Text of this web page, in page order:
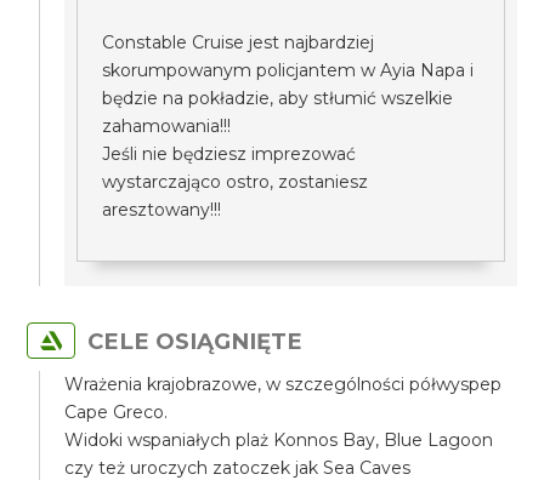
Constable Cruise jest najbardziej
skorumpowanym policjantem w Ayia Napa i
będzie na pokładzie, aby stłumić wszelkie
zahamowania!!!
Jeśli nie będziesz imprezować
wystarczająco ostro, zostaniesz
aresztowany!!!
CELE OSIĄGNIĘTE
Wrażenia krajobrazowe, w szczególności półwyspep
Cape Greco.
Widoki wspaniałych plaż Konnos Bay, Blue Lagoon
czy też uroczych zatoczek jak Sea Caves